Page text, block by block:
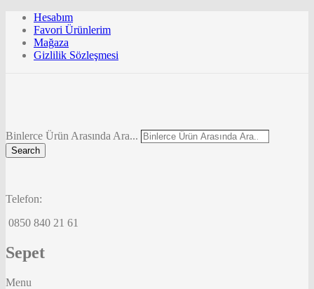
Hesabım
Favori Ürünlerim
Mağaza
Gizlilik Sözleşmesi
Binlerce Ürün Arasında Ara...
Search
Telefon:
0850 840 21 61
Sepet
Menu